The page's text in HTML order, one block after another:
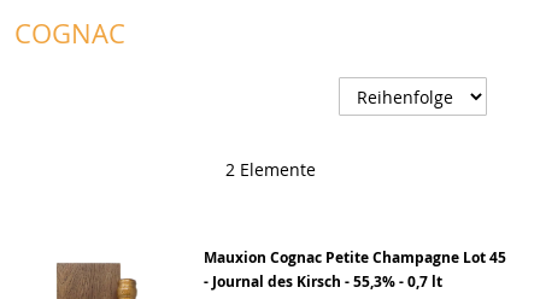
Inhalt
COGNAC
2Elemente
Mauxion Cognac Petite Champagne Lot 45
- Journal des Kirsch - 55,3% - 0,7 lt